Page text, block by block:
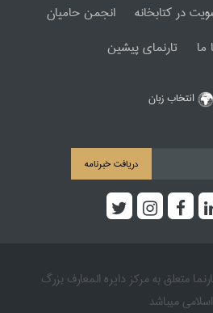
در کتابخانه
انجمن حامیان
تارنمای پیشین
انتخاب زبان
دریافت خبرنامه
تارنما متعلق به مرکز دایره المعارف بزرگ
اسلامی میباشد